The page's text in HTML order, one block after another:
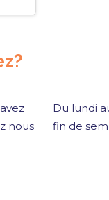
nous
Du lundi
fin de